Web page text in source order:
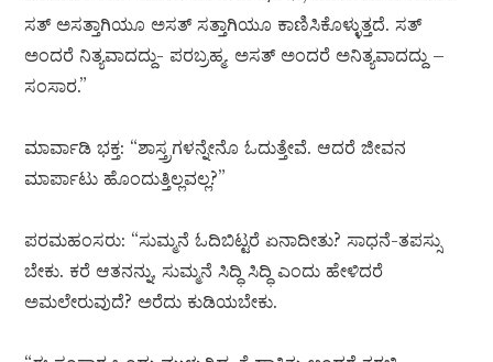
ಸತ್ ಅಸತ್ತಾಗಿಯೂ ಅಸತ್ ಸತ್ತಾಗಿಯೂ ಕಾಣಿಸಿಕೊಳ್ಳುತ್ತದೆ. ಸತ್
ಅಂದರೆ ನಿತ್ಯವಾದದ್ದು- ಪರಬ್ರಹ್ಮ. ಅಸತ್ ಅಂದರೆ ಅನಿತ್ಯವಾದದ್ದು –
ಸಂಸಾರ.”
ಮಾರ್ವಾಡಿ ಭಕ್ತ: “ಶಾಸ್ತ್ರಗಳನ್ನೇನೊ ಓದುತ್ತೇವೆ. ಆದರೆ ಜೀವನ
ಮಾರ್ಪಾಟು ಹೊಂದುತ್ತಿಲ್ಲವಲ್ಲ?”
ಪರಮಹಂಸರು: “ಸುಮ್ಮನೆ ಓದಿಬಿಟ್ಟರೆ ಏನಾದೀತು? ಸಾಧನೆ-ತಪಸ್ಸು
ಬೇಕು. ಕರೆ ಆತನನ್ನು, ಸುಮ್ಮನೆ ಸಿದ್ಧಿ ಸಿದ್ಧಿ ಎಂದು ಹೇಳಿದರೆ
ಅಮಲೇರುವುದೆ? ಅರೆದು ಕುಡಿಯಬೇಕು.